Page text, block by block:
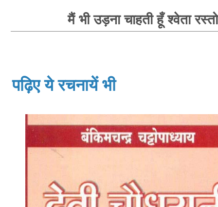
मैं भी उड़ना चाहती हूँ श्वेता
पढ़िए ये रचनायें भी